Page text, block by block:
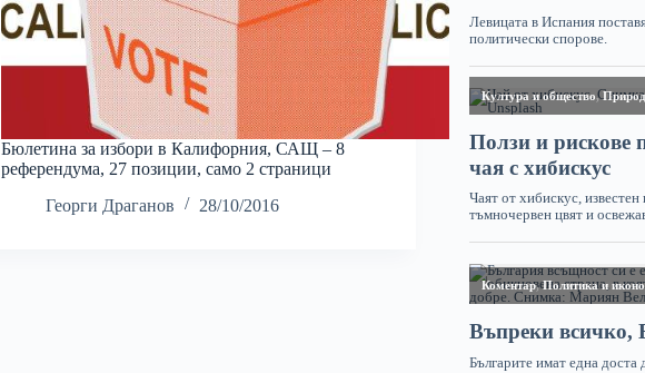
Бюлетина за избори в Калифорния, САЩ – 8
референдума, 27 позиции, само 2 страници
Георги Драганов
28/10/2016